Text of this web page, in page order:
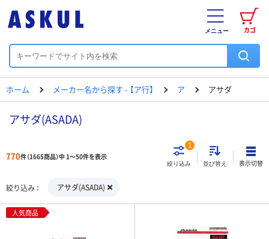
カゴ
メニュー
ホーム メーカー名から探す - 【ア行】 ア アサダ
アサダ(ASADA)
770件（1665商品）中 1～50件を表示
絞り込み
1
並び替え 表示切替
絞り込み アサダ(ASADA)
人気商品